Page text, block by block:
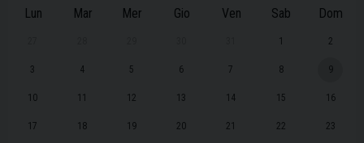
Lun Mar Mer Gio Ven Sab Dom
1 2
3 4 5 6 7 8 9
10 11 12 13 14 15 16
17 18 19 20 21 22 23